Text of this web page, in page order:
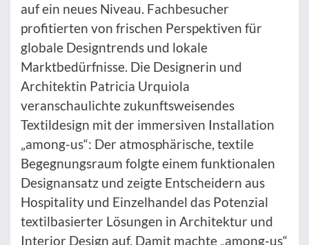
auf ein neues Niveau. Fachbesucher
profitierten von frischen Perspektiven für
globale Designtrends und lokale
Marktbedürfnisse. Die Designerin und
Architektin Patricia Urquiola
veranschaulichte zukunftsweisendes
Textildesign mit der immersiven Installation
„among-us“: Der atmosphärische, textile
Begegnungsraum folgte einem funktionalen
Designansatz und zeigte Entscheidern aus
Hospitality und Einzelhandel das Potenzial
textilbasierter Lösungen in Architektur und
Interior Design auf. Damit machte „among-us“